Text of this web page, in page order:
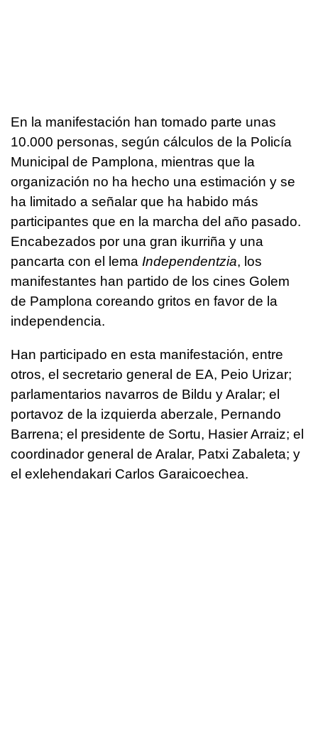
En la manifestación han tomado parte unas
10.000 personas, según cálculos de la Policía
Municipal de Pamplona, mientras que la
organización no ha hecho una estimación y se
ha limitado a señalar que ha habido más
participantes que en la marcha del año pasado.
Encabezados por una gran ikurriña y una
pancarta con el lema Independentzia, los
manifestantes han partido de los cines Golem
de Pamplona coreando gritos en favor de la
independencia.
Han participado en esta manifestación, entre
otros, el secretario general de EA, Peio Urizar;
parlamentarios navarros de Bildu y Aralar; el
portavoz de la izquierda aberzale, Pernando
Barrena; el presidente de Sortu, Hasier Arraiz; el
coordinador general de Aralar, Patxi Zabaleta; y
el exlehendakari Carlos Garaicoechea.